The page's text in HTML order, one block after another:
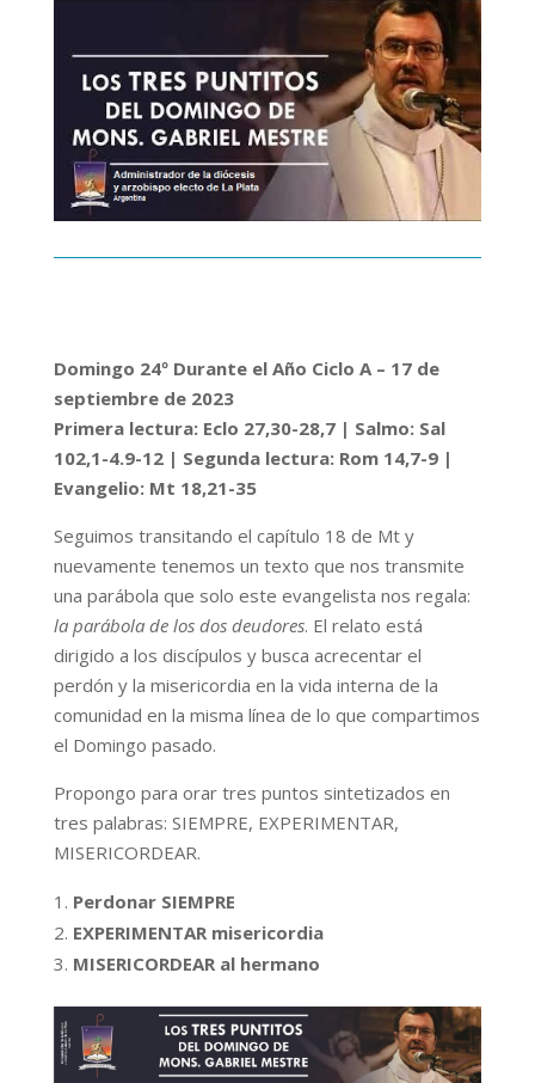
Domingo 24º Durante el Año Ciclo A – 17 de
septiembrede 2023
Primera lectura: Eclo 27,30-28,7| Salmo: Sal
102,1-4.9-12 | Segunda lectura: Rom 14,7-9 |
Evangelio: Mt 18,21-35
Seguimos transitando el capítulo 18 de Mt y
nuevamente tenemos un texto que nos transmite
una parábola que solo este evangelista nos regala:
la parábola de los dos deudores. El relato está
dirigido a los discípulos y busca acrecentar el
perdón y la misericordia en la vida interna de la
comunidad en la misma línea de lo que compartimos
el Domingo pasado.
Propongo para orar tres puntos sintetizados en
tres palabras: SIEMPRE, EXPERIMENTAR,
MISERICORDEAR.
Perdonar SIEMPRE
EXPERIMENTAR misericordia
MISERICORDEAR al hermano